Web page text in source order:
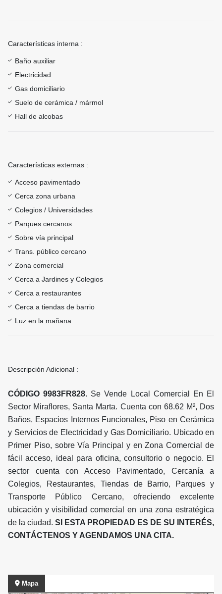
Características interna :
Baño auxiliar
Electricidad
Gas domiciliario
Suelo de cerámica / mármol
Hall de alcobas
Características externas :
Acceso pavimentado
Cerca zona urbana
Colegios / Universidades
Parques cercanos
Sobre vía principal
Trans. público cercano
Zona comercial
Cerca a Jardines y Colegios
Cerca a restaurantes
Cerca a tiendas de barrio
Luz en la mañana
Descripción Adicional :
CÓDIGO 9983FR828. Se Vende Local Comercial En El
Sector Miraflores, Santa Marta. Cuenta con 68.62 M², Dos
Baños, Espacios Internos Funcionales, Piso en Cerámica
y Servicios de Electricidad y Gas Domiciliario. Ubicado en
Primer Piso, sobre Vía Principal y en Zona Comercial de
fácil acceso, ideal para oficina, consultorio o negocio. El
sector cuenta con Acceso Pavimentado, Cercanía a
Colegios, Restaurantes, Tiendas de Barrio, Parques y
Transporte Público Cercano, ofreciendo excelente
ubicación y visibilidad comercial en una zona estratégica
de la ciudad. SI ESTA PROPIEDAD ES DE SU INTERÉS,
CONTÁCTENOS Y AGENDAMOS UNA CITA.
Mapa